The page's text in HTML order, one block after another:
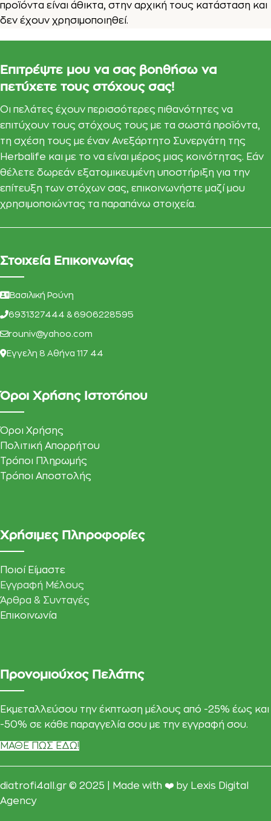
προϊόντα είναι άθικτα, στην αρχική τους κατάσταση και
δεν έχουν χρησιμοποιηθεί.
Επιτρέψτε μου να σας βοηθήσω να
πετύχετε τους στόχους σας!
Οι πελάτες έχουν περισσότερες πιθανότητες να
επιτύχουν τους στόχους τους με τα σωστά προϊόντα,
τη σχέση τους με έναν Ανεξάρτητο Συνεργάτη της
Herbalife και με το να είναι μέρος μιας κοινότητας. Εάν
θέλετε δωρεάν εξατομικευμένη υποστήριξη για την
επίτευξη των στόχων σας, επικοινωνήστε μαζί μου
χρησιμοποιώντας τα παραπάνω στοιχεία.
Στοιχεία Επικοινωνίας
Βασιλική Ρούνη
6931327444 & 6906228595
rouniv@yahoo.com
Eγγελη 8 Αθήνα 117 44
Όροι Χρήσης Ιστοτόπου
Όροι Χρήσης
Πολιτική Απορρήτου
Τρόποι Πληρωμής
Τρόποι Αποστολής
Χρήσιμες Πληροφορίες
Ποιοί Είμαστε
Εγγραφή Μέλους
Άρθρα & Συνταγές
Επικοινωνία
Προνομιούχος Πελάτης
Εκμεταλλεύσου την έκπτωση μέλους από -25% έως και
-50% σε κάθε παραγγελία σου με την εγγραφή σου.
ΜΑΘΕ ΠΩΣ ΕΔΩ!
diatrofi4all.gr © 2025 | Made with ❤️ by Lexis Digital
Agency